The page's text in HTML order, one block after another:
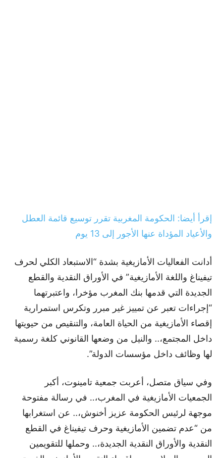
إقرأ أيضا: الحكومة المغربية تقرر توسيع قائمة العطل
والأعياد المؤداة عنها الأجور إلى 13 يوم
أدانت الفعاليات الأمازيغية بشدة “الاستبعاد الكلي لحرف
تيفيناغ واللغة الأمازيغية” في الأوراق النقدية والقطع
الجديدة التي قدمها بنك المغرب مؤخرا، واعتبرتهما
“إجراءات تعبر عن تمييز غير مبرر وتكرس استمرارية
إقصاء الأمازيغية من الحياة العامة، والتنقيص من حيويتها
داخل المجتمع،.. والنيل من وضعها القانوني كلغة رسمية
لها وظائف داخل مؤسسات الدولة”.
وفي سياق متصل، أعربت جمعية تامينوت، أكبر
الجمعيات الأمازيغية في المغرب،.. في رسالة مفتوحة
موجهة لرئيس الحكومة عزيز أخنوش،.. عن استغرابها
من “عدم تضمين الأمازيغية وحرف تيفيناغ في القطع
النقدية والأوراق النقدية الجديدة،.. وحملها للتقويمين